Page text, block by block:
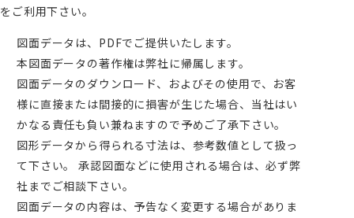
をご利用下さい。
図面データは、PDFでご提供いたします。
本図面データの著作権は弊社に帰属します。
図面データのダウンロード、およびその使用で、お客
様に直接または間接的に損害が生じた場合、当社はい
かなる責任も負い兼ねますので予めご了承下さい。
図形データから得られる寸法は、参考数値として扱っ
て下さい。 承認図面などに使用される場合は、必ず弊
社までご相談下さい。
図面データの内容は、予告なく変更する場合がありま